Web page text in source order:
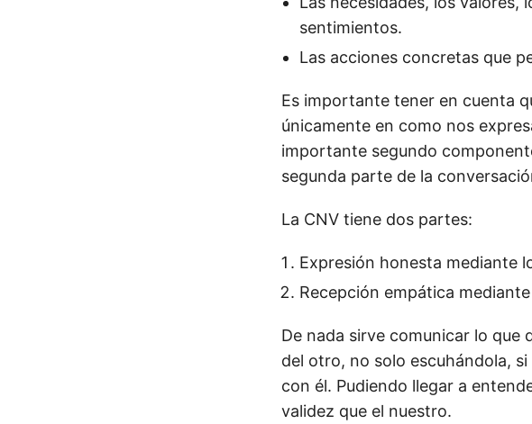
sentimientos.
Las acciones concretas que
Es importante tener en cuenta
únicamente en como nos
importante segundo
segunda parte de la
La CNV tiene dos partes:
Expresión honesta mediante
Recepción empática
De nada sirve comunicar lo que
del otro, no solo escuhándola,
con él. Pudiendo llegar a
validez que el nuestro.